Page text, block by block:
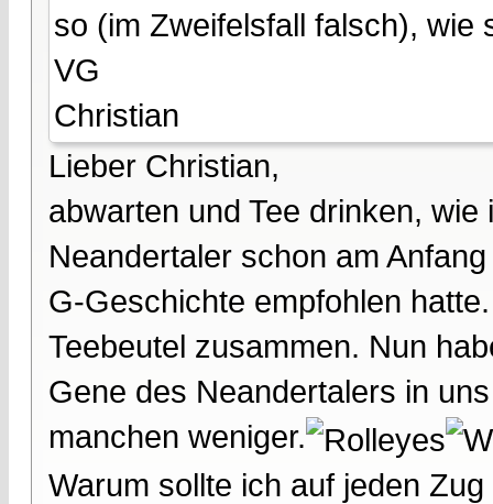
so (im Zweifelsfall falsch), wie
VG
Christian
Lieber Christian,
abwarten und Tee drinken,
Neandertaler schon am
G-Geschichte empfohlen
Teebeutel zusammen. Nun
Gene des Neandertalers in
manchen weniger.
Warum sollte ich auf jeden